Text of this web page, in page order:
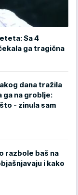
Sa 4
ga tragična
dana tražila
ga na groblje:
- zinula sam
razbole baš na
i kako